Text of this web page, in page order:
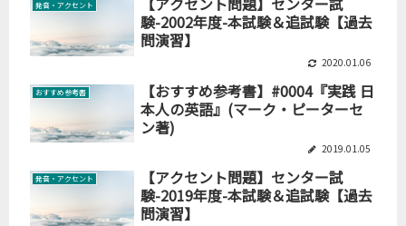
発音・アクセント
験-2002年度-本試験＆追試験【過去
問演習】
2020.01.06
おすすめ参考書
【おすすめ参考書】#0004『実践 日
本人の英語』(マーク・ピーターセ
ン著)
2019.01.05
発音・アクセント
【アクセント問題】センター試
験-2019年度-本試験＆追試験【過去
問演習】